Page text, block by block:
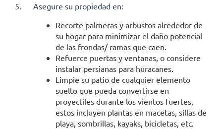
5.
Asegure su propiedad en:
Recorte palmeras y arbustos alrededor de
su hogar para minimizar el daño potencial
de las frondas/ ramas que caen.
Refuerce puertas y ventanas, o considere
instalar persianas para huracanes.
Limpie su patio de cualquier elemento
suelto que pueda convertirse en
proyectiles durante los vientos fuertes,
estos incluyen plantas en macetas, sillas de
playa, sombrillas, kayaks, bicicletas, etc.